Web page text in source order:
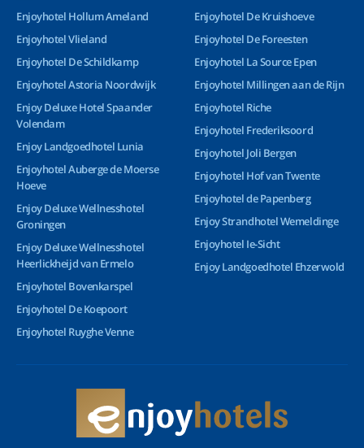
Enjoyhotel Hollum Ameland
Enjoyhotel Vlieland
Enjoyhotel De Schildkamp
Enjoyhotel Astoria Noordwijk
Enjoy Deluxe Hotel Spaander
Volendam
Enjoy Landgoedhotel Lunia
Enjoyhotel Auberge de Moerse
Hoeve
Enjoy Deluxe Wellnesshotel
Groningen
Enjoy Deluxe Wellnesshotel
Heerlickheijd van Ermelo
Enjoyhotel Bovenkarspel
Enjoyhotel De Koepoort
Enjoyhotel Ruyghe Venne
Enjoyhotel De Kruishoeve
Enjoyhotel De Foreesten
Enjoyhotel La Source Epen
Enjoyhotel Millingen aan de Rijn
Enjoyhotel Riche
Enjoyhotel Frederiksoord
Enjoyhotel Joli Bergen
Enjoyhotel Hof van Twente
Enjoyhotel de Papenberg
Enjoy Strandhotel Wemeldinge
Enjoyhotel Ie-Sicht
Enjoy Landgoedhotel Ehzerwold